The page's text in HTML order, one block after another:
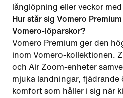
långlöpning eller veckor
Hur står sig Vomero
Vomero-löparskor?
Vomero Premium ger den
inom Vomero-kollektionen.
och Air Zoom-enheter
mjuka landningar, fjädrande
komfort som håller i sig när